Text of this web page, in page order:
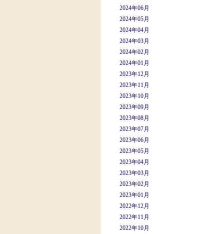
2024年06月
2024年05月
2024年04月
2024年03月
2024年02月
2024年01月
2023年12月
2023年11月
2023年10月
2023年09月
2023年08月
2023年07月
2023年06月
2023年05月
2023年04月
2023年03月
2023年02月
2023年01月
2022年12月
2022年11月
2022年10月